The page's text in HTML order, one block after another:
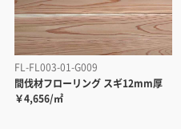
FL-FL003-01-G009
間伐材フローリング スギ12mm厚
￥4,656/㎡